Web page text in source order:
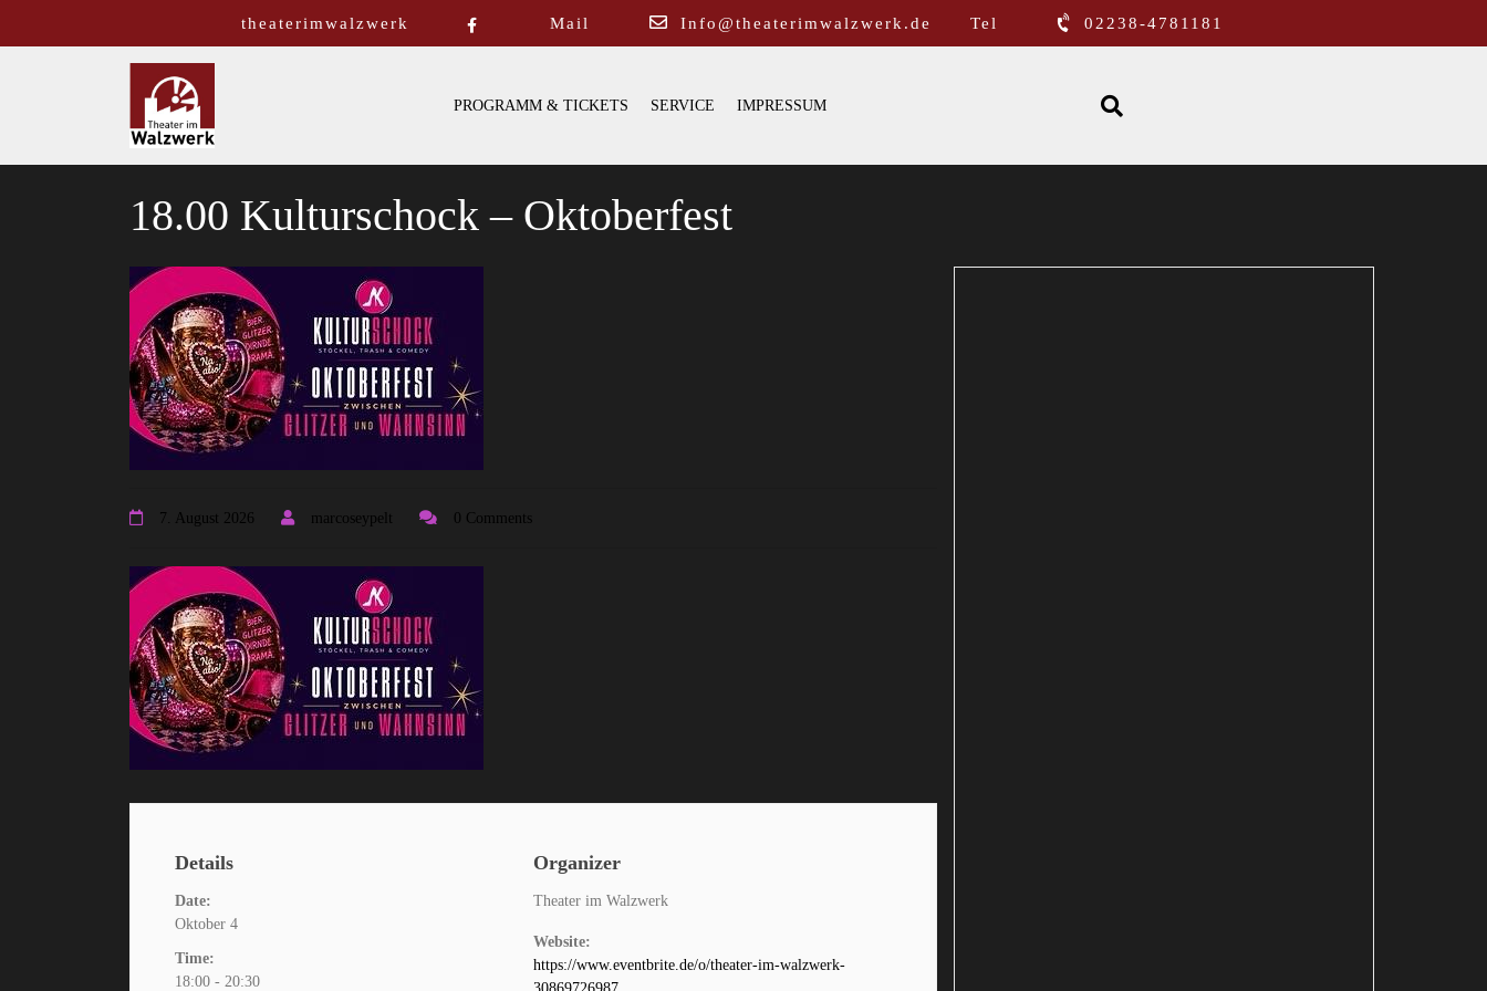
theaterimwalzwerk Mail Info@theaterimwalzwerk.de Tel 02238-4781181
PROGRAMM & TICKETS SERVICE IMPRESSUM
18.00 Kulturschock – Oktoberfest
7. August 2026 marcoseypelt 0 Comments
Details
Date:
Oktober 4
Time:
18:00 - 20:30
Organizer
Theater im Walzwerk
Website:
https://www.eventbrite.de/o/theater-im-walzwerk-